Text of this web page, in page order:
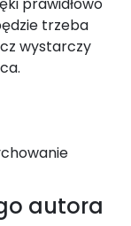
trzeba
wystarczy
autora